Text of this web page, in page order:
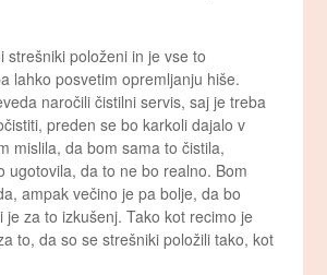
strešniki položeni in je vse to
lahko posvetim opremljanju hiše.
naročili čistilni servis, saj je treba
preden se bo karkoli dajalo v
mislila, da bom sama to čistila,
ugotovila, da to ne bo realno. Bom
ampak večino je pa bolje, da bo
je za to izkušenj. Tako kot recimo je
to, da so se strešniki položili tako, kot